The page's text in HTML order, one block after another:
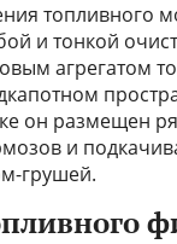
топливного
и тонкой
агрегатом
он размещен
и
грушей.